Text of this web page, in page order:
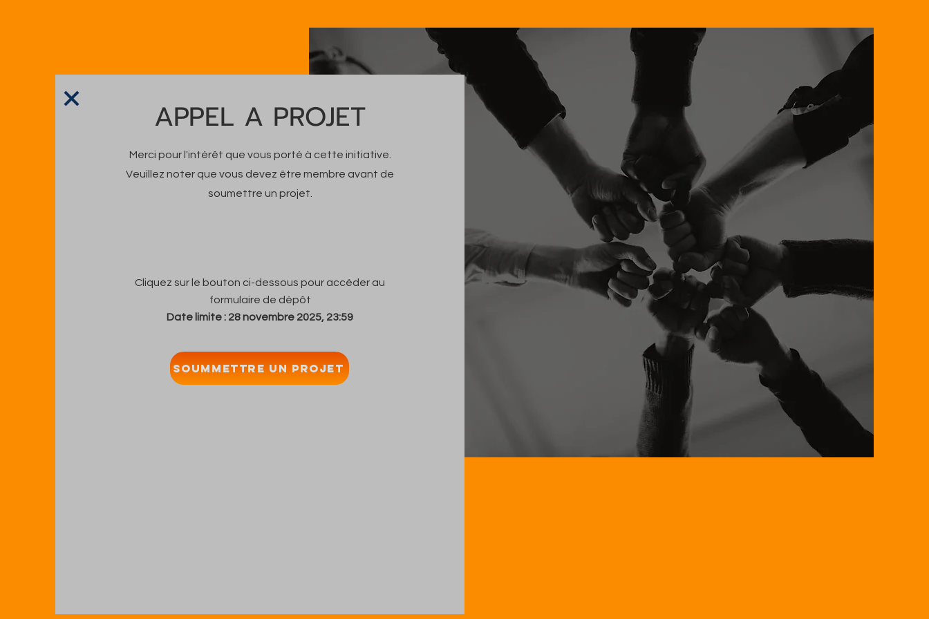
APPEL A PROJET
Merci pour l'intérêt que vous porté à cette initiative.
Veuillez noter que vous devez être membre avant de
soumettre un projet.
Cliquez sur le bouton ci-dessous pour accéder au
formulaire de dépôt
Date limite : 28 novembre 2025, 23:59
Soummettre un projet